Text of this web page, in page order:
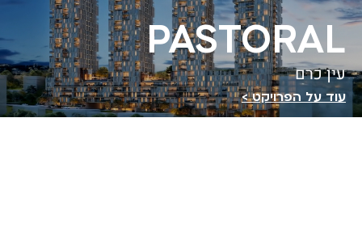
PASTORAL
עין כרם
עוד על הפרויקט >